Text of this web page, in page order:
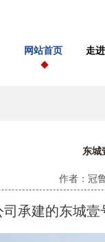
网站首页 走
东城
作者：冠
司承建的东城壹